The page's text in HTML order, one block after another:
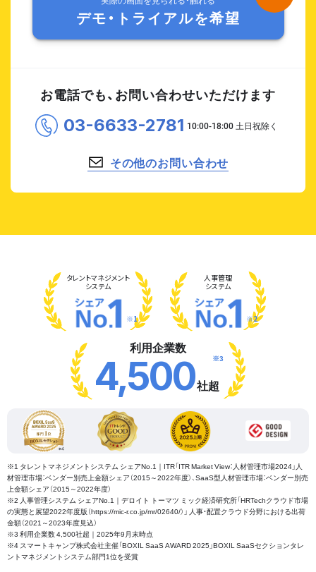
デモ・トライアルを希望
お電話でも、お問い合わせいただけます
03-6633-2781
その他のお問い合わせ
タレントマネジメント
システム
※1
人事管理
システム
※2
利用企業数
4,500社超
※3
※1 タレントマネジメントシステム シェアNo.1｜ITR「ITR Market View：人材管理市場2024」人
材管理市場：ベンダー別売上金額シェア（2015～2022年度）、SaaS型人材管理市場：ベンダー別売
上金額シェア（2015～2022年度）
※2 人事管理システム シェアNo.1｜デロイト トーマツ ミック経済研究所「HRTechクラウド市場
の実態と展望2022年度版（https://mic-r.co.jp/mr/02640/）」 人事・配置クラウド分野における出荷
金額（2021～2023年度見込）
※3 利用企業数 4,500社超｜2025年9月末時点
※4 スマートキャンプ株式会社主催「BOXIL SaaS AWARD 2025」BOXIL SaaSセクションタレ
ントマネジメントシステム部門1位を受賞